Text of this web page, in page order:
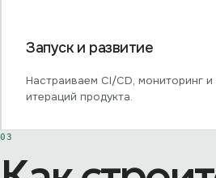
Запуск и развитие
Настраиваем CI/CD, мониторинг
итераций продукта.
03